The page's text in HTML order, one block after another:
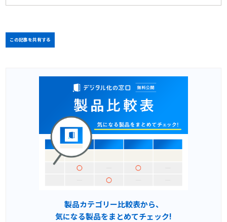
この記事を共有する
製品カテゴリー比較表から、
気になる製品をまとめてチェック!